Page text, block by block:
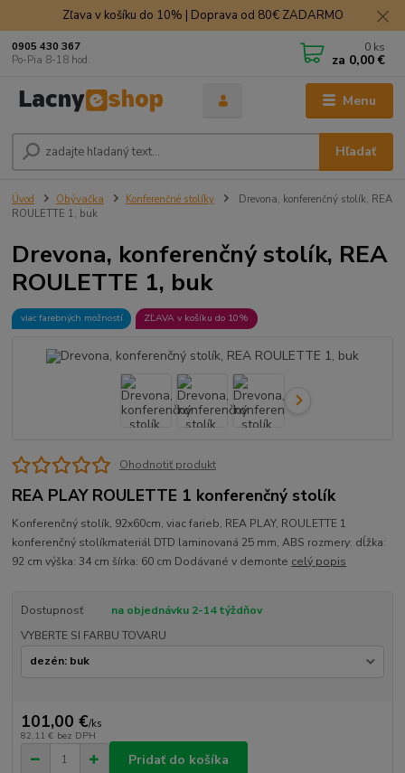
Zľava v košíku do 10% | Doprava od 80€ ZADARMO
Menu
Hľadať
0905 430 367
Po-Pia 8-18 hod.
0 ks
za 0,00 €
Úvod Obývačka Konferenčné stolíky
Drevona, konferenčný stolík, REA
ROULETTE 1, buk
Drevona, konferenčný stolík, REA
ROULETTE 1, buk
viac farebných možností ZĽAVA v košíku do 10%
Ohodnotiť produkt
REA PLAY ROULETTE 1 konferenčný stolík
Konferenčný stolík, 92x60cm, viac farieb, REA PLAY, ROULETTE 1
konferenčný stolíkmateriál DTD laminovaná 25 mm, ABS rozmery: dĺžka:
92 cm výška: 34 cm šírka: 60 cm Dodávané v demonte celý popis
Dostupnosť
na objednávku 2-14 týždňov
VYBERTE SI FARBU TOVARU
101,00 €/ks
82,11 € bez DPH
Pridať do košíka